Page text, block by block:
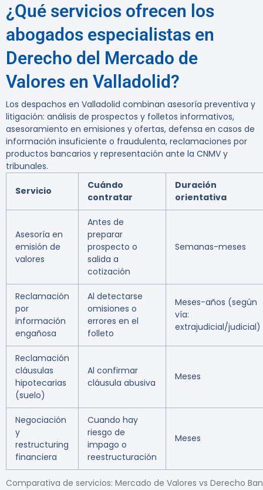
¿Qué servicios ofrecen los
abogados especialistas en
Derecho del Mercado de
Valores en Valladolid?
Los despachos en Valladolid combinan asesoría preventiva y
litigación: análisis de prospectos y folletos informativos,
asesoramiento en emisiones y ofertas, defensa en casos de
información insuficiente o fraudulenta, reclamaciones por
productos bancarios y representación ante la CNMV y
tribunales.
Comparativa de servicios: Mercado de Valores vs Derecho
Servicio
Cuándo
contratar
Duración
orientativa
Asesoría en
emisión de
valores
Antes de
preparar
prospecto o
salida a
cotización
Semanas-meses
Reclamación
por
información
engañosa
Al detectarse
omisiones o
errores en el
folleto
Meses-años (según
vía:
extrajudicial/judicial)
Reclamación
cláusulas
hipotecarias
(suelo)
Al confirmar
cláusula abusiva
Meses
Negociación
y
restructuring
financiera
Cuando hay
riesgo de
impago o
reestructuración
Meses